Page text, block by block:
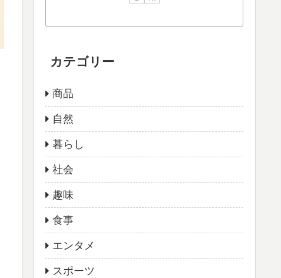
カテゴリー
商品
自然
暮らし
社会
趣味
食事
エンタメ
スポーツ